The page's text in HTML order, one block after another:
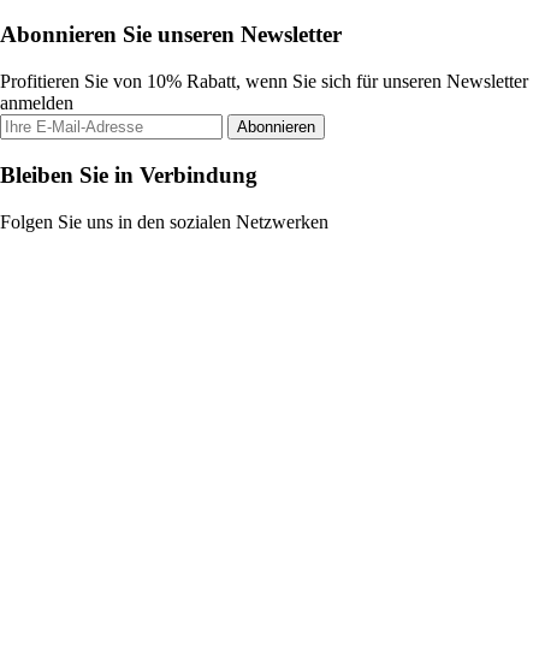
Abonnieren Sie unseren Newsletter
Profitieren Sie von 10% Rabatt, wenn Sie sich für unseren Newsletter
anmelden
Abonnieren
Bleiben Sie in Verbindung
Folgen Sie uns in den sozialen Netzwerken